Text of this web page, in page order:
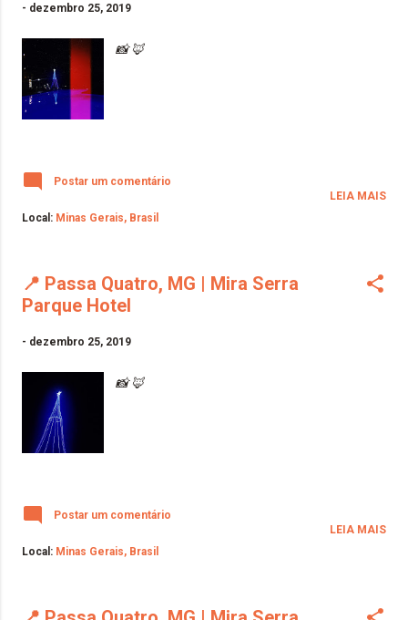
- dezembro 25, 2019
📸 🦊
Postar um comentário
Local: Minas Gerais, Brasil
LEIA MAIS
📍 Passa Quatro, MG | Mira Serra
Parque Hotel
- dezembro 25, 2019
📸 🦊
Postar um comentário
Local: Minas Gerais, Brasil
LEIA MAIS